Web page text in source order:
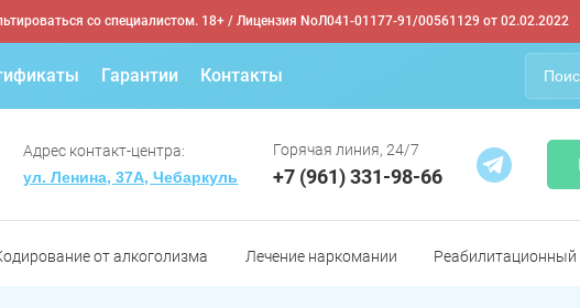
со специалистом. 18+ / Лицензия NoЛ041-01177-91/00561129 от 02.02.2022
Гарантии Контакты
Адрес контакт-центра:
ул. Ленина, 37А, Чебаркуль
Горячая линия, 24/7
+7 (961) 331-98-66
от алкоголизма Лечение наркомании Реабилитационный